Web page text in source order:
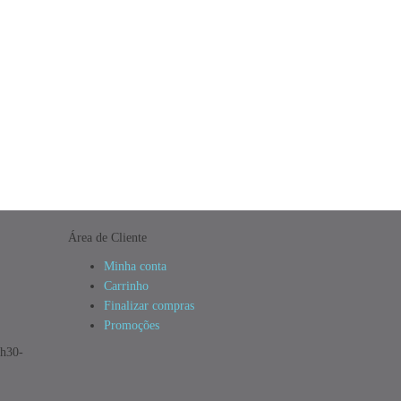
Área de Cliente
Minha conta
Carrinho
Finalizar compras
Promoções